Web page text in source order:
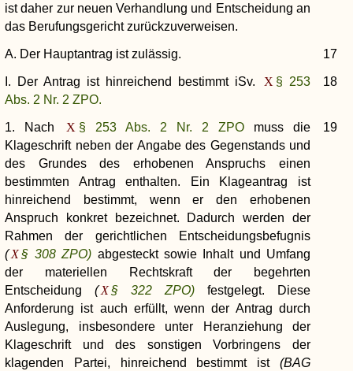
ist daher zur neuen Verhandlung und Entscheidung an
das Berufungsgericht zurückzuverweisen.
17
A. Der Hauptantrag ist zulässig.
18
I. Der Antrag ist hinreichend bestimmt iSv.
§ 253
Abs. 2 Nr. 2 ZPO.
19
1. Nach § 253 Abs. 2 Nr. 2 ZPO muss die
Klageschrift neben der Angabe des Gegenstands und
des Grundes des erhobenen Anspruchs einen
bestimmten Antrag enthalten. Ein Klageantrag ist
hinreichend bestimmt, wenn er den erhobenen
Anspruch konkret bezeichnet. Dadurch werden der
Rahmen der gerichtlichen Entscheidungsbefugnis
(
§ 308 ZPO) abgesteckt sowie Inhalt und Umfang
der materiellen Rechtskraft der begehrten
Entscheidung
( § 322 ZPO) festgelegt. Diese
Anforderung ist auch erfüllt, wenn der Antrag durch
Auslegung, insbesondere unter Heranziehung der
Klageschrift und des sonstigen Vorbringens der
klagenden Partei, hinreichend bestimmt ist
(BAG